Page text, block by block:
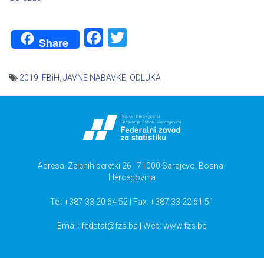
Share Facebook
2019 FBiH JAVNE NABAVKE ODLUKA
Adresa: Zelenih beretki 26 | 71000 Sarajevo, Bosna i
Hercegovina
Tel: +387 33 20 64 52 | Fax: +387 33 22 61 51
Email: fedstat@fzs.ba | Web: www.fzs.ba